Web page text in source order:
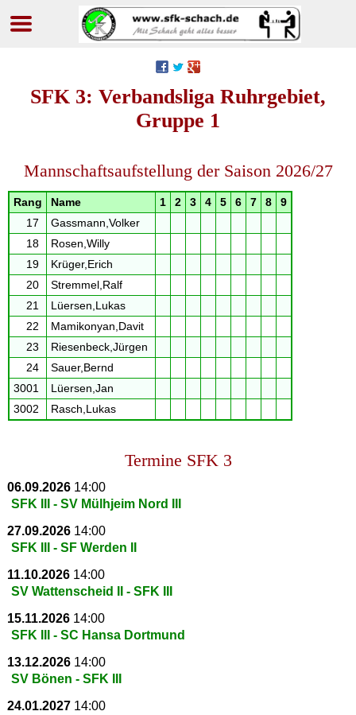
SFK 3: Verbandsliga Ruhrgebiet,
Gruppe 1
Mannschaftsaufstellung der Saison 2026/27
Rang Name 1 2 3 4 5 6 7 8
9
17
Gassmann,Volker
18
Rosen,Willy
19
Krüger,Erich
20
Stremmel,Ralf
21
Lüersen,Lukas
22
Mamikonyan,Davit
23
Riesenbeck,Jürgen
24
Sauer,Bernd
3001
Lüersen,Jan
3002
Rasch,Lukas
Termine SFK 3
06.09.2026 14:00
SFK III - SV Mülhjeim Nord III
27.09.2026 14:00
SFK III - SF Werden II
11.10.2026 14:00
SV Wattenscheid II - SFK III
15.11.2026 14:00
SFK III - SC Hansa Dortmund
13.12.2026 14:00
SV Bönen - SFK III
24.01.2027 14:00